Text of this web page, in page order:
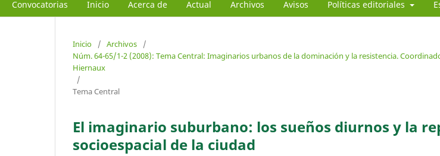
Convocatorias Inicio Acerca de Actual Archivos Avisos Políticas editoriales
Inicio / Archivos
/
Núm. 64-65/1-2 (2008): Tema Central: Imaginarios urbanos de la dominación y la resistencia.
Hiernaux
/
Tema Central
El imaginario suburbano: los sueños diurnos y la
socioespacial de la ciudad